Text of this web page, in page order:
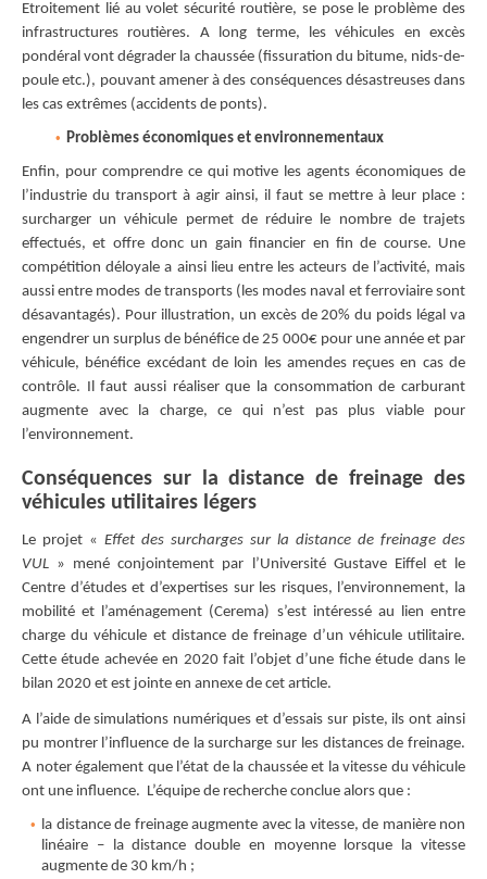
Etroitement lié au volet sécurité routière, se pose le problème des
infrastructures routières. A long terme, les véhicules en excès
pondéral vont dégrader la chaussée (fissuration du bitume, nids-de-
poule etc.), pouvant amener à des conséquences désastreuses dans
les cas extrêmes (accidents de ponts).
Problèmes économiques et environnementaux
Enfin, pour comprendre ce qui motive les agents économiques de
l’industrie du transport à agir ainsi, il faut se mettre à leur place :
surcharger un véhicule permet de réduire le nombre de trajets
effectués, et offre donc un gain financier en fin de course. Une
compétition déloyale a ainsi lieu entre les acteurs de l’activité, mais
aussi entre modes de transports (les modes naval et ferroviaire sont
désavantagés). Pour illustration, un excès de 20% du poids légal va
engendrer un surplus de bénéfice de 25 000€ pour une année et par
véhicule, bénéfice excédant de loin les amendes reçues en cas de
contrôle. Il faut aussi réaliser que la consommation de carburant
augmente avec la charge, ce qui n’est pas plus viable pour
l’environnement.
Conséquences sur la distance de freinage des
véhicules utilitaires légers
Le projet « Effet des surcharges sur la distance de freinage des
VUL » mené conjointement par l’Université Gustave Eiffel et le
Centre d’études et d’expertises sur les risques, l’environnement, la
mobilité et l’aménagement (Cerema) s’est intéressé au lien entre
charge du véhicule et distance de freinage d’un véhicule utilitaire.
Cette étude achevée en 2020 fait l’objet d’une fiche étude dans le
bilan 2020 et est jointe en annexe de cet article.
A l’aide de simulations numériques et d’essais sur piste, ils ont ainsi
pu montrer l’influence de la surcharge sur les distances de freinage.
A noter également que l’état de la chaussée et la vitesse du véhicule
ont une influence. L’équipe de recherche conclue alors que :
la distance de freinage augmente avec la vitesse, de manière non
linéaire – la distance double en moyenne lorsque la vitesse
augmente de 30 km/h ;